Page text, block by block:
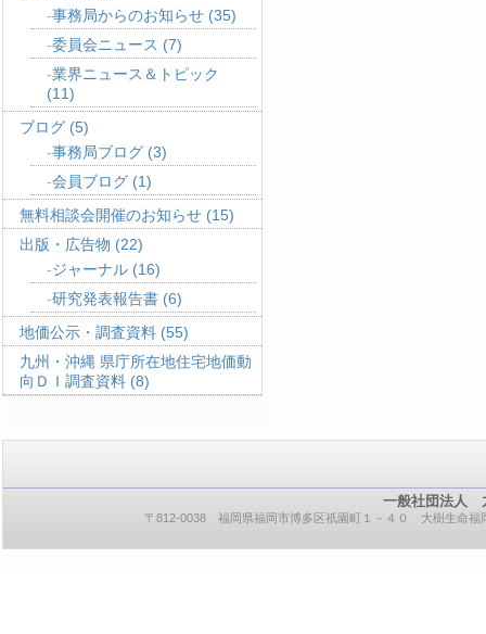
事務局からのお知らせ (35)
委員会ニュース (7)
業界ニュース＆トピック
(11)
ブログ (5)
事務局ブログ (3)
会員ブログ (1)
無料相談会開催のお知らせ (15)
出版・広告物 (22)
ジャーナル (16)
研究発表報告書 (6)
地価公示・調査資料 (55)
九州・沖縄 県庁所在地住宅地価動
向ＤＩ調査資料 (8)
一般社団法人
〒812-0038 福岡県福岡市博多区祇園町１－４０ 大樹生命